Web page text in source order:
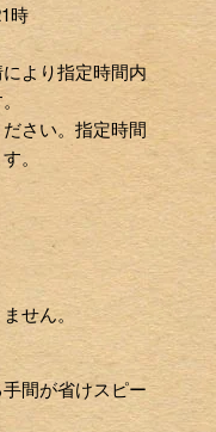
時
より指定時間内
さい。指定時間
。
せん。
間が省けスピー